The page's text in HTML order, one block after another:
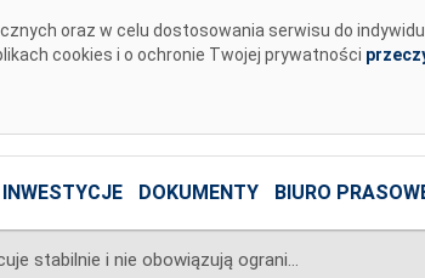
oraz w celu dostosowania serwisu do
cookies i o ochronie Twojej prywatności
INWESTYCJE DOKUMENTY BIURO
KSE pracuje stabilnie i nie obowiązują ograniczenia w dostarczaniu i poborze energii elektrycznej